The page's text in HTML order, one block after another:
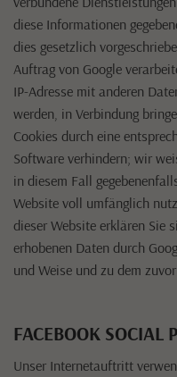
diese Informationen
dies gesetzlich
Auftrag von Google
IP-Adresse mit anderen
werden, in Verbindung
Cookies durch eine
Software verhindern; wir
in diesem Fall
Website voll umfänglich
dieser Website erklären Sie
erhobenen Daten durch
und Weise und zu dem
FACEBOOK SOCIAL
Unser Internetauftritt